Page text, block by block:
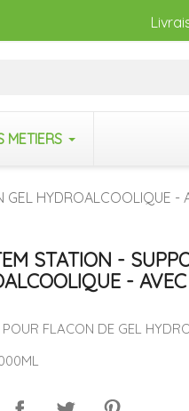
METIERS
GEL HYDROALCOOLIQUE
STATION -
-
FLACON DE GEL